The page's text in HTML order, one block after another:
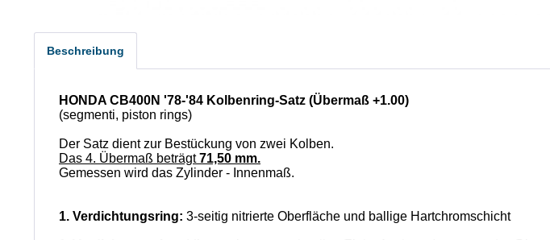
Beschreibung
HONDA CB400N '78-'84 Kolbenring-Satz (Übermaß +1.00)
(segmenti, piston rings)
Der Satz dient zur Bestückung von zwei Kolben.
Das 4. Übermaß beträgt71,50 mm.
Gemessen wird das Zylinder - Innenmaß.
1. Verdichtungsring: 3-seitig nitrierte Oberfläche und ballige Hartchromschicht